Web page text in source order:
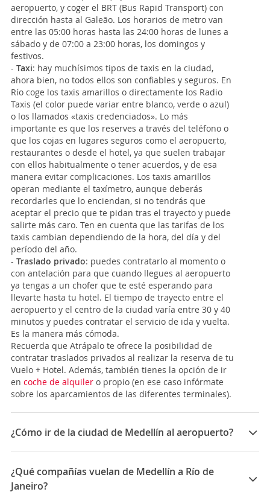
aeropuerto, y coger el BRT (Bus Rapid Transport) con
dirección hasta al Galeão. Los horarios de metro van
entre las 05:00 horas hasta las 24:00 horas de lunes a
sábado y de 07:00 a 23:00 horas, los domingos y
festivos.
- Taxi: hay muchísimos tipos de taxis en la ciudad,
ahora bien, no todos ellos son confiables y seguros. En
Río coge los taxis amarillos o directamente los Radio
Taxis (el color puede variar entre blanco, verde o azul)
o los llamados «taxis credenciados». Lo más
importante es que los reserves a través del teléfono o
que los cojas en lugares seguros como el aeropuerto,
restaurantes o desde el hotel, ya que suelen trabajar
con ellos habitualmente o tener acuerdos, y de esa
manera evitar complicaciones. Los taxis amarillos
operan mediante el taxímetro, aunque deberás
recordarles que lo enciendan, si no tendrás que
aceptar el precio que te pidan tras el trayecto y puede
salirte más caro. Ten en cuenta que las tarifas de los
taxis cambian dependiendo de la hora, del día y del
período del año.
- Traslado privado: puedes contratarlo al momento o
con antelación para que cuando llegues al aeropuerto
ya tengas a un chofer que te esté esperando para
llevarte hasta tu hotel. El tiempo de trayecto entre el
aeropuerto y el centro de la ciudad varía entre 30 y 40
minutos y puedes contratar el servicio de ida y vuelta.
Es la manera más cómoda.
Recuerda que Atrápalo te ofrece la posibilidad de
contratar traslados privados al realizar la reserva de tu
Vuelo + Hotel. Además, también tienes la opción de ir
en coche de alquiler o propio (en ese caso infórmate
sobre los aparcamientos de las diferentes terminales).
¿Cómo ir de la ciudad de Medellín al aeropuerto?
Hay dos aeropuertos en Medellín, elEnrique Olaya
Herrera (EOH)
, principalmente para vuelos regionales
o domésticos, y elJosé María Córdova (MDE)sobre
¿Qué compañías vuelan de Medellín a Río de
Janeiro?